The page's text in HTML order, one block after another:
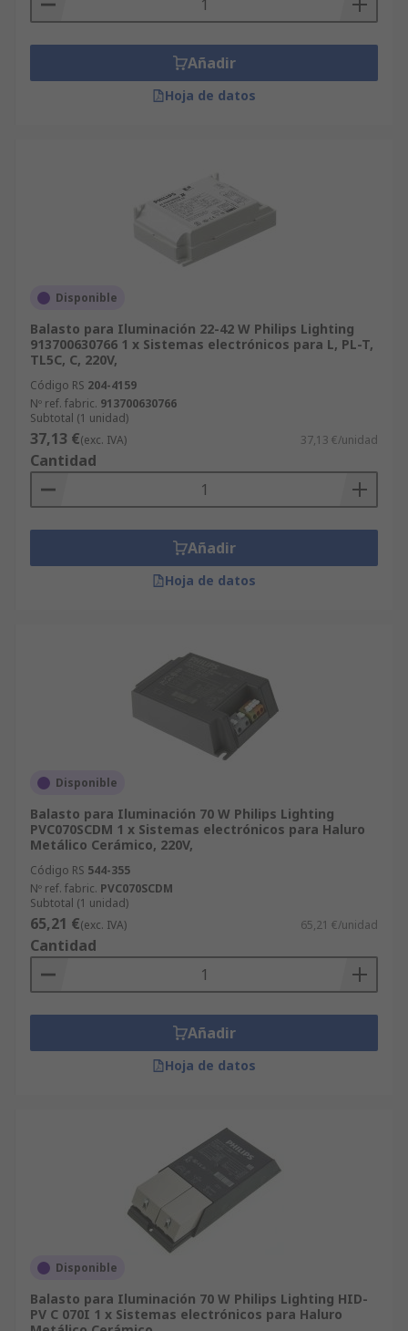
Añadir
Hoja de datos
Disponible
Balasto para Iluminación 22-42 W Philips Lighting
913700630766 1 x Sistemas electrónicos para L, PL-T,
TL5C, C, 220V,
Código RS 204-4159
Nº ref. fabric. 913700630766
Subtotal (1 unidad)
37,13 €(exc. IVA) 37,13 €/unidad
Cantidad
Añadir
Hoja de datos
Disponible
Balasto para Iluminación 70 W Philips Lighting
PVC070SCDM 1 x Sistemas electrónicos para Haluro
Metálico Cerámico, 220V,
Código RS 544-355
Nº ref. fabric. PVC070SCDM
Subtotal (1 unidad)
65,21 €(exc. IVA) 65,21 €/unidad
Cantidad
Añadir
Hoja de datos
Disponible
Balasto para Iluminación 70 W Philips Lighting HID-
PV C 070I 1 x Sistemas electrónicos para Haluro